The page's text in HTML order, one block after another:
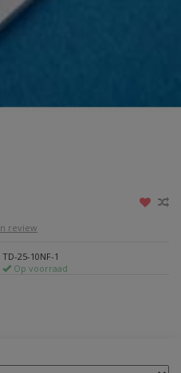
review
TD-25-10NF-1
Op voorraad